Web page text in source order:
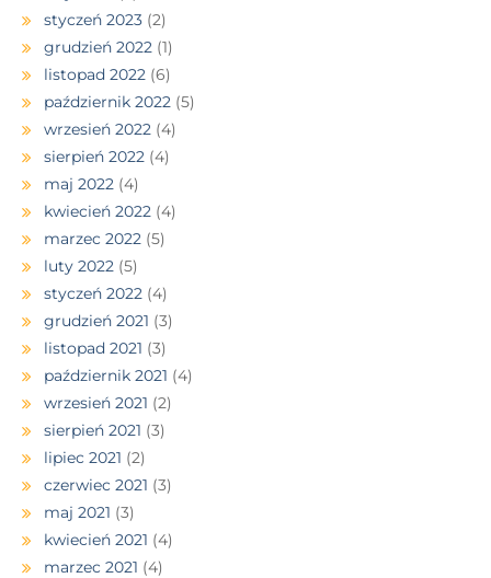
styczeń 2023 (2)
grudzień 2022 (1)
listopad 2022 (6)
październik 2022 (5)
wrzesień 2022 (4)
sierpień 2022 (4)
maj 2022 (4)
kwiecień 2022 (4)
marzec 2022 (5)
luty 2022 (5)
styczeń 2022 (4)
grudzień 2021 (3)
listopad 2021 (3)
październik 2021 (4)
wrzesień 2021 (2)
sierpień 2021 (3)
lipiec 2021 (2)
czerwiec 2021 (3)
maj 2021 (3)
kwiecień 2021 (4)
marzec 2021 (4)